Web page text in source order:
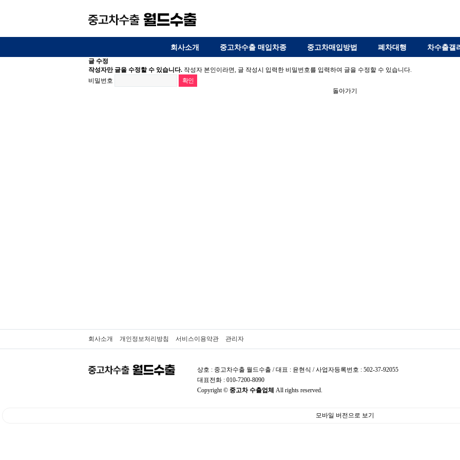
회사소개 중고차수출 매입차종 중고차매입방법 폐차대행 차수출갤
글 수정
작성자만 글을 수정할 수 있습니다. 작성자 본인이라면, 글 작성시 입력한 비밀번호를 입력하여 글을 수정할 수 있습니다.
비밀번호
돌아가기
회사소개 개인정보처리방침 서비스이용약관 관리자
상호 : 중고차수출 월드수출 / 대표 : 윤현식 / 사업자등록번호 : 502-37-92055
대표전화 : 010-7200-8090
Copyright © 중고차 수출업체 All rights reserved.
모바일 버전으로 보기